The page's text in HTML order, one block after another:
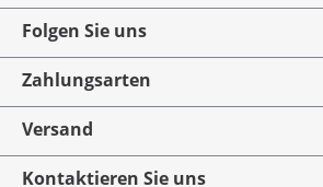
Folgen Sie uns
Zahlungsarten
Versand
Kontaktieren Sie uns